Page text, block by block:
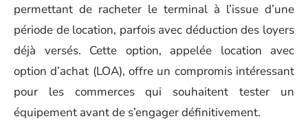
permettant de racheter le terminal à l’issue d’une
période de location, parfois avec déduction des loyers
déjà versés. Cette option, appelée location avec
option d’achat (LOA), offre un compromis intéressant
pour les commerces qui souhaitent tester un
équipement avant de s’engager définitivement.